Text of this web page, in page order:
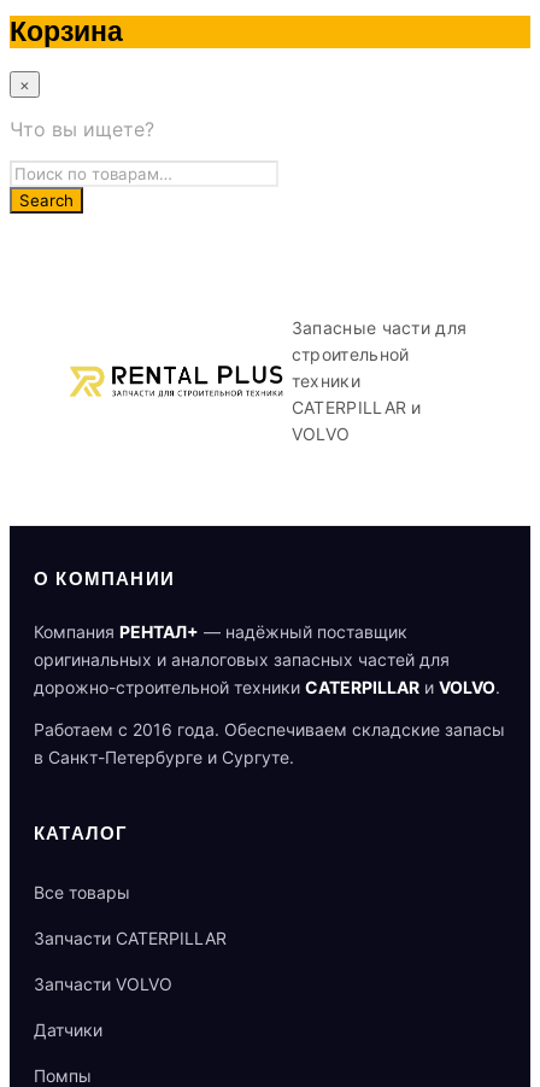
Корзина
×
Что вы ищете?
Запасные части для
строительной
техники
CATERPILLAR и
VOLVO
О КОМПАНИИ
Компания РЕНТАЛ+ — надёжный поставщик
оригинальных и аналоговых запасных частей для
дорожно-строительной техники CATERPILLAR и VOLVO.
Работаем с 2016 года. Обеспечиваем складские запасы
в Санкт-Петербурге и Сургуте.
КАТАЛОГ
Все товары
Запчасти CATERPILLAR
Запчасти VOLVO
Датчики
Помпы